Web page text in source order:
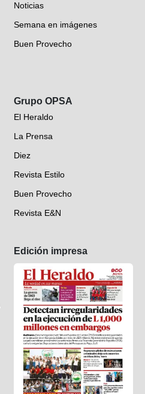
Noticias
Semana en imágenes
Buen Provecho
Grupo OPSA
El Heraldo
La Prensa
Diez
Revista Estilo
Buen Provecho
Revista E&N
Edición impresa